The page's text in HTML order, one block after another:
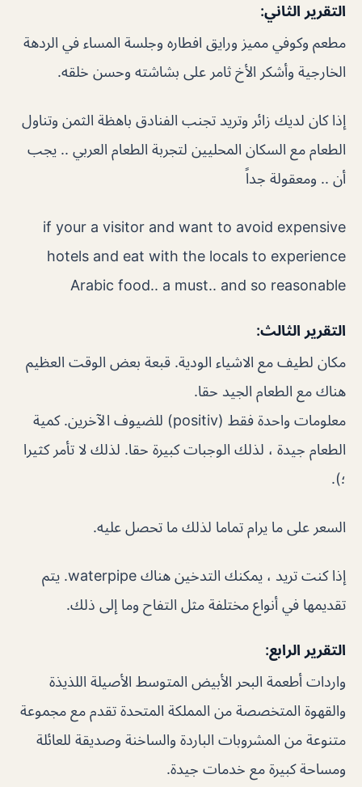
التقرير الثاني:
مطعم وكوفي مميز ورايق افطاره وجلسة المساء في الردهة
الخارجية وأشكر الأخ ثامر على بشاشته وحسن خلقه.
إذا كان لديك زائر وتريد تجنب الفنادق باهظة الثمن وتناول
الطعام مع السكان المحليين لتجربة الطعام العربي .. يجب
أن .. ومعقولة جداً
if your a visitor and want to avoid expensive
hotels and eat with the locals to experience
Arabic food.. a must.. and so reasonable
التقرير الثالث:
مكان لطيف مع الاشياء الودية. قبعة بعض الوقت العظيم
هناك مع الطعام الجيد حقا.
معلومات واحدة فقط (positiv) للضيوف الآخرين. كمية
الطعام جيدة ، لذلك الوجبات كبيرة حقا. لذلك لا تأمر كثيرا
؛).
السعر على ما يرام تماما لذلك ما تحصل عليه.
إذا كنت تريد ، يمكنك التدخين هناك waterpipe. يتم
تقديمها في أنواع مختلفة مثل التفاح وما إلى ذلك.
التقرير الرابع:
واردات أطعمة البحر الأبيض المتوسط ​​الأصيلة اللذيذة
والقهوة المتخصصة من المملكة المتحدة تقدم مع مجموعة
متنوعة من المشروبات الباردة والساخنة وصديقة للعائلة
ومساحة كبيرة مع خدمات جيدة.